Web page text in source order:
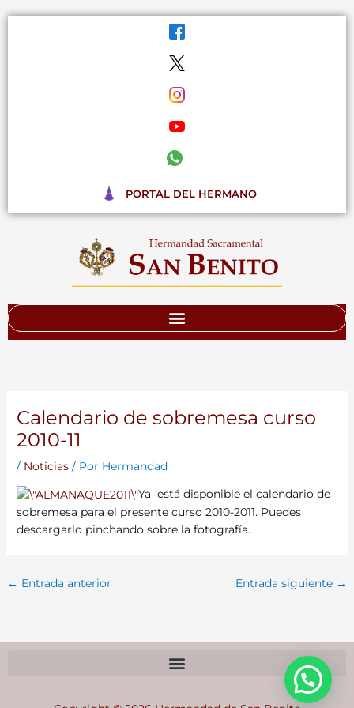
PORTAL DEL HERMANO
Calendario de sobremesa curso
2010-11
/ Noticias / Por Hermandad
Ya está disponible el calendario de
sobremesa para el presente curso 2010-2011. Puedes
descargarlo pinchando sobre la fotografía.
← Entrada anterior Entrada siguiente →